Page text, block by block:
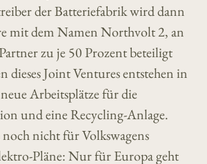
der Batteriefabrik wird dann
mit dem Namen Northvolt 2, an
zu je 50 Prozent beteiligt
dieses Joint Ventures entstehen in
Arbeitsplätze für die
und eine Recycling-Anlage.
nicht für Volkswagens
Pläne: Nur für Europa geht